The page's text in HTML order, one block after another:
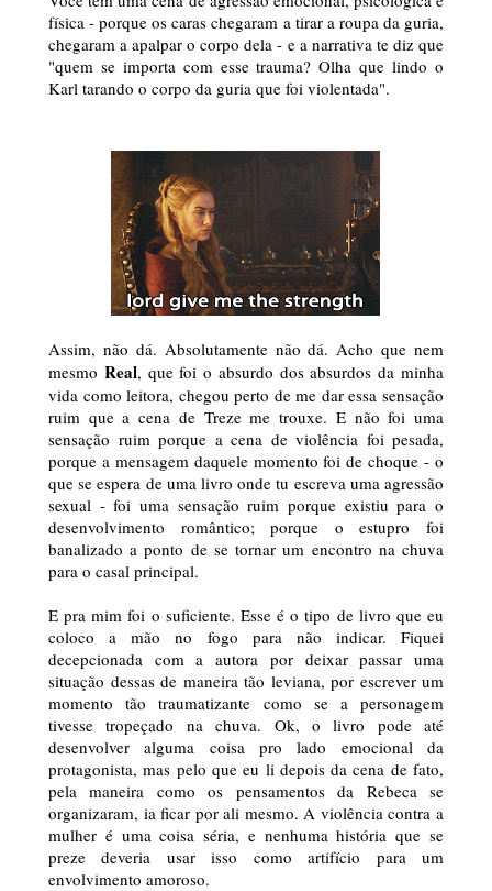
física - porque os caras chegaram a tirar a roupa da guria,
chegaram a apalpar o corpo dela - e a narrativa te diz que
"quem se importa com esse trauma? Olha que lindo o
Karl tarando o corpo da guria que foi violentada".
Assim, não dá. Absolutamente não dá. Acho que nem
mesmo Real, que foi o absurdo dos absurdos da minha
vida como leitora, chegou perto de me dar essa sensação
ruim que a cena de Treze me trouxe. E não foi uma
sensação ruim porque a cena de violência foi pesada,
porque a mensagem daquele momento foi de choque - o
que se espera de uma livro onde tu escreva uma agressão
sexual - foi uma sensação ruim porque existiu para o
desenvolvimento romântico; porque o estupro foi
banalizado a ponto de se tornar um encontro na chuva
para o casal principal.
E pra mim foi o suficiente. Esse é o tipo de livro que eu
coloco a mão no fogo para não indicar. Fiquei
decepcionada com a autora por deixar passar uma
situação dessas de maneira tão leviana, por escrever um
momento tão traumatizante como se a personagem
tivesse tropeçado na chuva. Ok, o livro pode até
desenvolver alguma coisa pro lado emocional da
protagonista, mas pelo que eu li depois da cena de fato,
pela maneira como os pensamentos da Rebeca se
organizaram, ia ficar por ali mesmo. A violência contra a
mulher é uma coisa séria, e nenhuma história que se
preze deveria usar isso como artifício para um
envolvimento amoroso.